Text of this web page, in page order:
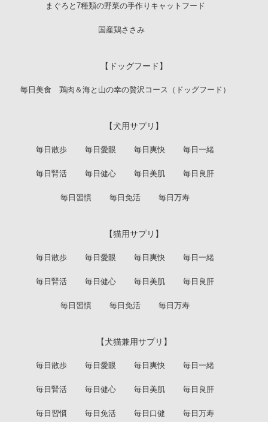
まぐろと7種類の野菜の手作りキャットフード
国産鶏ささみ
【ドッグフード】
毎日美食 鶏肉＆海と山の幸の贅沢コース（ドッグフード）
【犬用サプリ】
毎日散歩 毎日愛眼 毎日爽快 毎日一緒
毎日腎活 毎日健心 毎日美肌 毎日良肝
毎日習慣 毎日免活 毎日万寿
【猫用サプリ】
毎日散歩 毎日愛眼 毎日爽快 毎日一緒
毎日腎活 毎日健心 毎日美肌 毎日良肝
毎日習慣 毎日免活 毎日万寿
【犬猫兼用サプリ】
毎日散歩 毎日愛眼 毎日爽快 毎日一緒
毎日腎活 毎日健心 毎日美肌 毎日良肝
毎日習慣 毎日免活 毎日口健 毎日万寿